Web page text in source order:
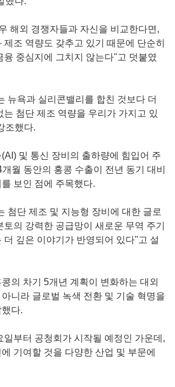
해외 경쟁자들과 자신을 비교한다면,
제조 역량도 갖추고 있기 때문에 단순히
융 중심지에 그치지 않는다"고 덧붙였
뉴욕과 실리콘밸리를 합친 것보다 더
는 첨단 제조 역량을 우리가 가지고 있
조했다.
및 통신 장비의 출하량에 힘입어 주
월 동안의 홍콩 수출이 전년 동기 대비
보인 점에 주목했다.
첨단 제조 및 지능형 장비에 대한 글로
토의 강력한 공급망이 새로운 무역 주기
더 깊은 이야기가 반영되어 있다"고 설
의 차기 5개년 계획이 변화하는 대외
니라 글로벌 녹색 전환 및 기술 혁명을
다.
일부터 공청회가 시작될 예정인 가운데,
기여할 것을 다양한 산업 및 부문에